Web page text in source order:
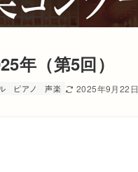
年（第5回）
ピアノ 声楽 2025年9月22日